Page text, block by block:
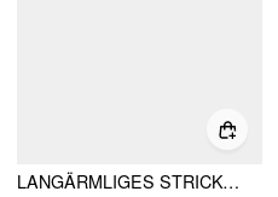
LANGÄRMLIGES STRICKOBERTEIL MIT FALSCHER PELZKRAGEN, GERUNDETEM SAUM UND KNÖPFEN